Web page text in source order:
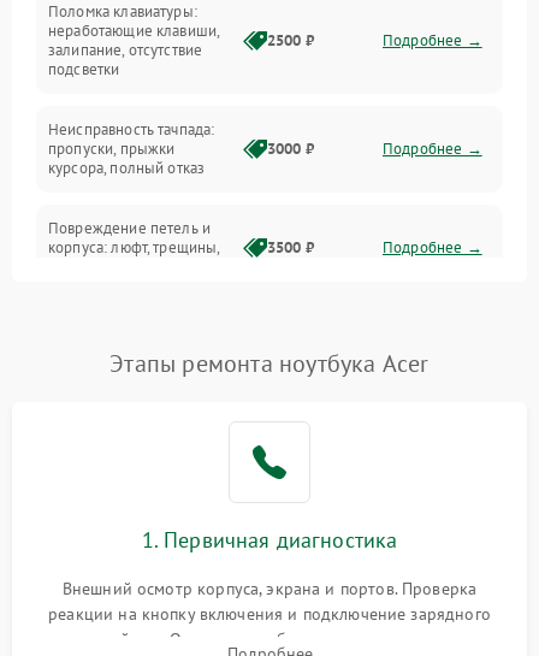
Интерфейсные проблемы
Батарея
Сеть и интернет
Поломка клавиатуры:
неработающие клавиши,
залипание, отсутствие
подсветки
2500 ₽ Подробнее →
Неисправность тачпада:
пропуски, прыжки
курсора, полный отказ
3000 ₽ Подробнее →
Повреждение петель и
корпуса: люфт, трещины,
3500 ₽ Подробнее →
невозможность зарядки,
2500 ₽ Подробнее →
2000 ₽
Перегрев из‑за пыли,
неисправности кулера
Выход из строя SSD или
Этапы ремонта ноутбука Acer
1. Первичная диагностика
Внешний осмотр корпуса, экрана и портов. Проверка
реакции на кнопку включения и подключение зарядного
устройства. Оценка потребления тока с помощью